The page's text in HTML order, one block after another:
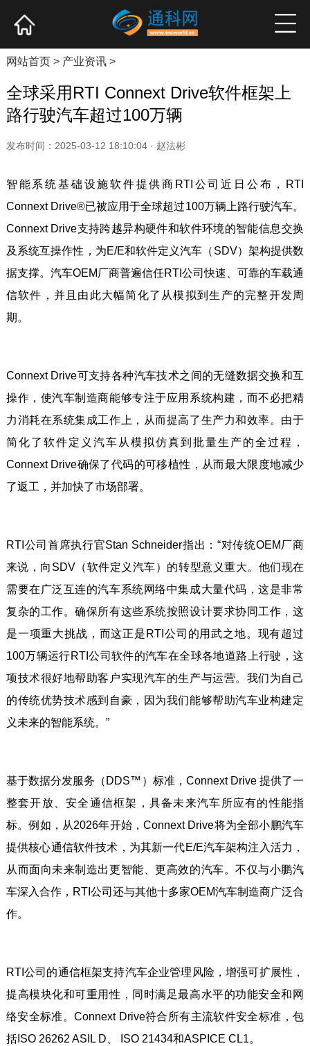
产业资讯 企业新品 高端访谈
网站首页> 产业资讯>
全球采用RTI Connext Drive软件框架上
路行驶汽车超过100万辆
发布时间：2025-03-12 18:10:04 · 赵法彬
智能系统基础设施软件提供商RTI公司近日公布，RTI
Connext Drive®已被应用于全球超过100万辆上路行驶汽车。
Connext Drive支持跨越异构硬件和软件环境的智能信息交换
及系统互操作性，为E/E和软件定义汽车（SDV）架构提供数
据支撑。汽车OEM厂商普遍信任RTI公司快速、可靠的车载通
信软件，并且由此大幅简化了从模拟到生产的完整开发周
期。
Connext Drive可支持各种汽车技术之间的无缝数据交换和互
操作，使汽车制造商能够专注于应用系统构建，而不必把精
力消耗在系统集成工作上，从而提高了生产力和效率。由于
简化了软件定义汽车从模拟仿真到批量生产的全过程，
Connext Drive确保了代码的可移植性，从而最大限度地减少
了返工，并加快了市场部署。
RTI公司首席执行官Stan Schneider指出：“对传统OEM厂商
来说，向SDV（软件定义汽车）的转型意义重大。他们现在
需要在广泛互连的汽车系统网络中集成大量代码，这是非常
复杂的工作。确保所有这些系统按照设计要求协同工作，这
是一项重大挑战，而这正是RTI公司的用武之地。现有超过
100万辆运行RTI公司软件的汽车在全球各地道路上行驶，这
项技术很好地帮助客户实现汽车的生产与运营。我们为自己
的传统优势技术感到自豪，因为我们能够帮助汽车业构建定
义未来的智能系统。”
基于数据分发服务（DDS™）标准，Connext Drive 提供了一
整套开放、安全通信框架，具备未来汽车所应有的性能指
标。例如，从2026年开始，Connext Drive将为全部小鹏汽车
提供核心通信软件技术，为其新一代E/E汽车架构注入活力，
从而面向未来制造出更智能、更高效的汽车。不仅与小鹏汽
车深入合作，RTI公司还与其他十多家OEM汽车制造商广泛合
作。
RTI公司的通信框架支持汽车企业管理风险，增强可扩展性，
提高模块化和可重用性，同时满足最高水平的功能安全和网
络安全标准。Connext Drive符合所有主流软件安全标准，包
括ISO 26262 ASIL D、 ISO 21434和ASPICE CL1。